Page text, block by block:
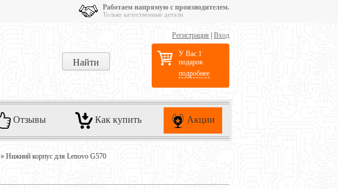
Работаем напрямую с производителем.
Только качественные детали
Регистрация Вход
У Вас 1
подарок
подробнее
Отзывы Как купить Акции
» Нижний корпус для Lenovo G570